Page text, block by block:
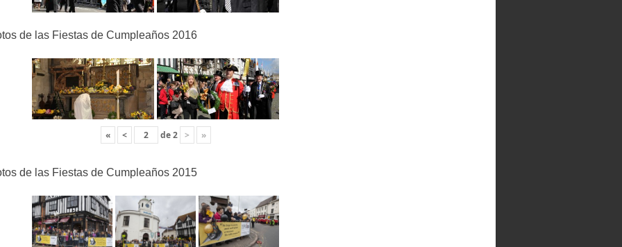
de las Fiestas de Cumpleaños 2016
« < de2 > »
de las Fiestas de Cumpleaños 2015